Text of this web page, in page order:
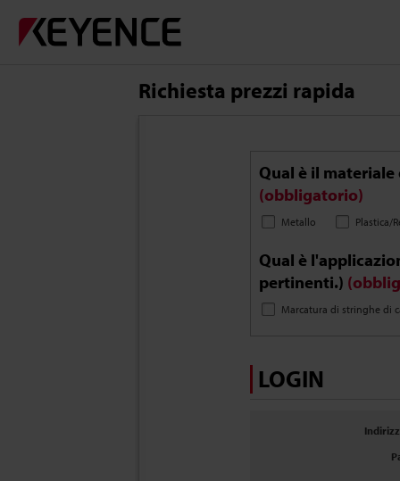
Richiesta prezzi rapida
Qual è il
(obbligatorio)
Metallo Plastica/
Qual è
pertinenti.)
Marcatura di stringhe di
LOGIN